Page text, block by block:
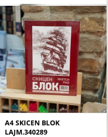
A4 SKICEN BLOK
LAJM.340289